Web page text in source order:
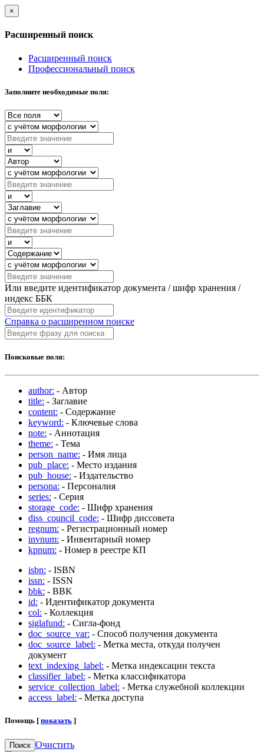
×
Расширенный поиск
Расширенный поиск
Профессиональный поиск
Заполните необходимые поля:
Или введите идентификатор документа / шифр хранения /
индекс ББК
Справка о расширенном поиске
Поисковые поля:
author: - Автор
title: - Заглавие
content: - Содержание
keyword: - Ключевые слова
note: - Аннотация
theme: - Тема
person_name: - Имя лица
pub_place: - Место издания
pub_house: - Издательство
persona: - Персоналия
series: - Серия
storage_code: - Шифр хранения
diss_council_code: - Шифр диссовета
regnum: - Регистрационный номер
invnum: - Инвентарный номер
kpnum: - Номер в реестре КП
isbn: - ISBN
issn: - ISSN
bbk: - BBK
id: - Идентификатор документа
col: - Коллекция
siglafund: - Сигла-фонд
doc_source_var: - Способ получения документа
doc_source_label: - Метка места, откуда получен
документ
text_indexing_label: - Метка индексации текста
classifier_label: - Метка классификатора
service_collection_label: - Метка служебной коллекции
access_label: - Метка доступа
Помощь [ показать ]
Поиск Очистить